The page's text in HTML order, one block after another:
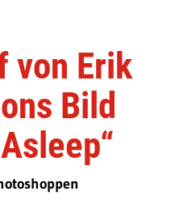
von Erik
Bild